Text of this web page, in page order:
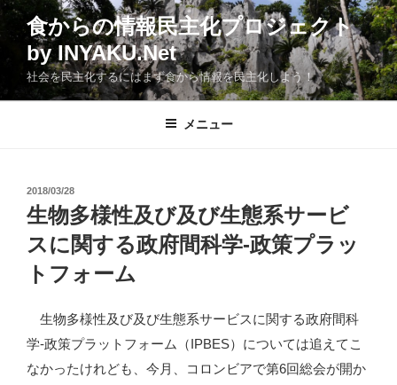
コ
食からの情報民主化プロジェクト
by INYAKU.Net
社会を民主化するにはまず食から情報を民主化しよう！
メニュー
投
稿
日:
2018/03/28
生物多様性及び及び生態系サービ
スに関する政府間科学-政策プラッ
トフォーム
生物多様性及び及び生態系サービスに関する政府間科
学-政策プラットフォーム（IPBES）については追えてこ
なかったけれども、今月、コロンビアで第6回総会が開か